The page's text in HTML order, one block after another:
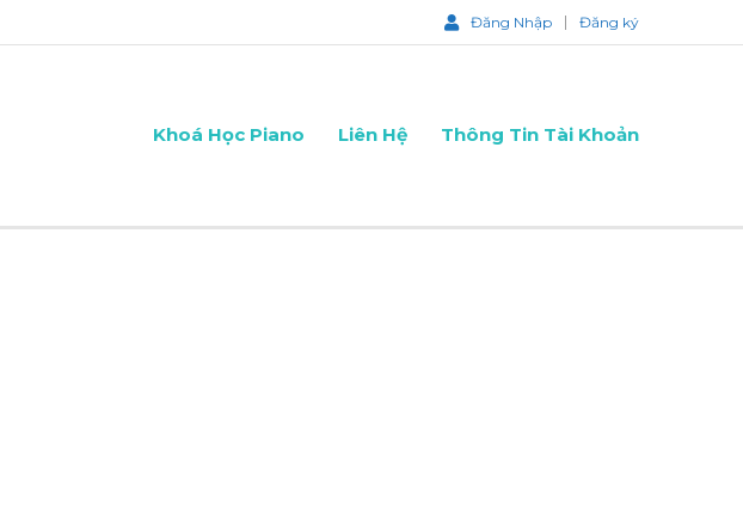
Đăng Nhập Đăng ký
Khoá Học Piano Liên Hệ Thông Tin Tài Khoản